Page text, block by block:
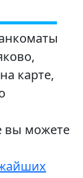
карте,
вы можете